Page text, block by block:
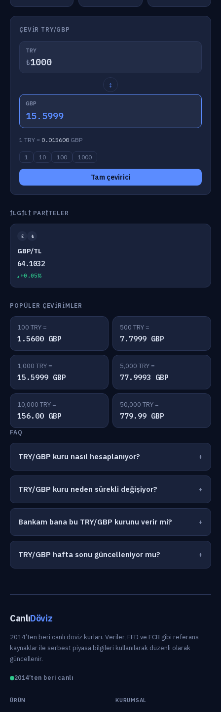
ÇEVIR TRY/GBP
TRY
₺
↕
GBP
15.5999
1 TRY = 0.015600 GBP
1 10 100 1000
Tam çevirici
İLGILI PARITELER
£ ₺
GBP/TL
64.1032
+0.05%
POPÜLER ÇEVIRIMLER
100 TRY =
1.5600 GBP
500 TRY =
7.7999 GBP
1,000 TRY =
15.5999 GBP
5,000 TRY =
77.9993 GBP
10,000 TRY =
156.00 GBP
50,000 TRY =
779.99 GBP
FAQ
TRY/GBP kuru nasıl hesaplanıyor?
TRY/GBP kuru neden sürekli değişiyor?
Bankam bana bu TRY/GBP kurunu verir mi?
TRY/GBP hafta sonu güncelleniyor mu?
CanlıDöviz
2014’ten beri canlı döviz kurları. Veriler, FED ve ECB gibi referans
kaynaklar ile serbest piyasa bilgileri kullanılarak düzenli olarak
güncellenir.
2014’ten beri canlı
ÜRÜN KURUMSAL